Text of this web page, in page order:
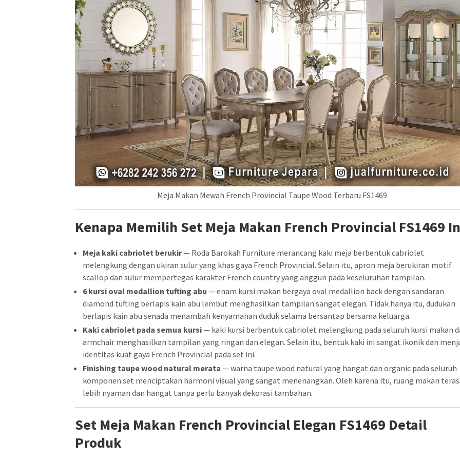
Meja Makan Mewah French Provincial Taupe Wood Terbaru FS1469
Kenapa Memilih Set Meja Makan French Provincial FS1469
Meja kaki cabriolet berukir— Roda Barokah Furniture merancang kaki meja berbentuk cabriolet
melengkung dengan ukiran sulur yang khas gaya French Provincial. Selain itu, apron meja berukiran motif
scallop dan sulur mempertegas karakter French country yang anggun pada keseluruhan tampilan.
6 kursi oval medallion tufting abu — enam kursi makan bergaya oval medallion back dengan sandaran
diamond tufting berlapis kain abu lembut menghasilkan tampilan sangat elegan. Tidak hanya itu, dudukan
berlapis kain abu senada menambah kenyamanan duduk selama bersantap bersama keluarga.
Kaki cabriolet pada semua kursi— kaki kursi berbentuk cabriolet melengkung pada seluruh kursi makan
armchair menghasilkan tampilan yang ringan dan elegan. Selain itu, bentuk kaki ini sangat ikonik dan
identitas kuat gaya French Provincial pada set ini.
Finishing taupe wood natural merata — warna taupe wood natural yang hangat dan organic pada seluruh
komponen set menciptakan harmoni visual yang sangat menenangkan. Oleh karena itu, ruang makan
lebih nyaman dan hangat tanpa perlu banyak dekorasi tambahan.
Set Meja Makan French Provincial Elegan FS1469 Detail
Produk